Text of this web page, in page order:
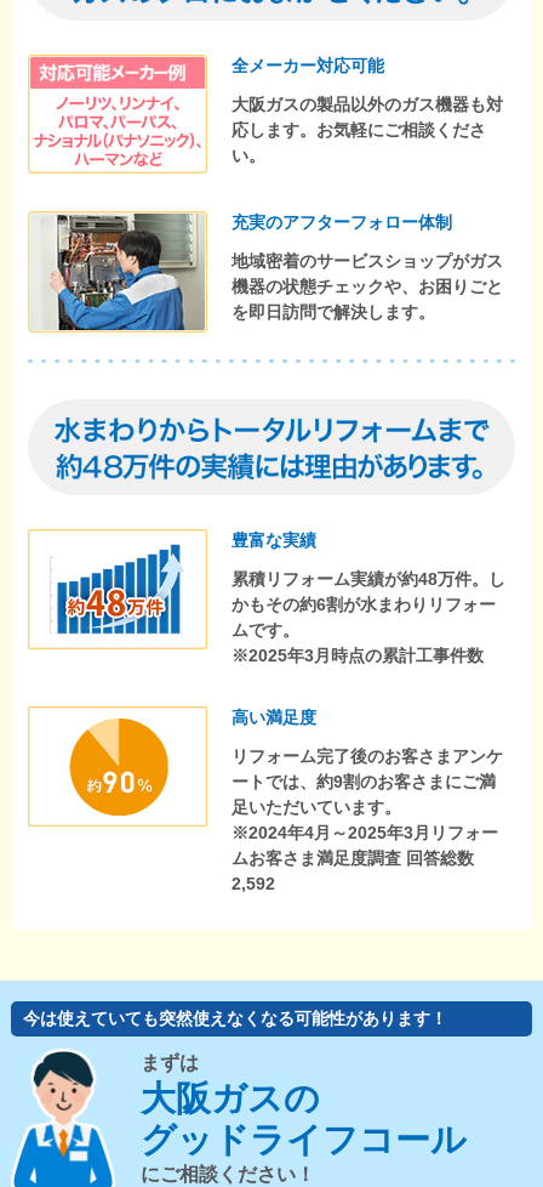
全メーカー対応可能
大阪ガスの製品以外のガス機器も対
応します。お気軽にご相談くださ
い。
充実のアフターフォロー体制
地域密着のサービスショップがガス
機器の状態チェックや、お困りごと
を即日訪問で解決します。
豊富な実績
累積リフォーム実績が約48万件。し
かもその約6割が水まわりリフォー
ムです。
※2025年3月時点の累計工事件数
高い満足度
リフォーム完了後のお客さまアンケ
ートでは、約9割のお客さまにご満
足いただいています。
※2024年4月～2025年3月リフォー
ムお客さま満足度調査 回答総数
2,592
今は使えていても突然使えなくなる可能性があります！
まずは
大阪ガスの
グッドライフコール
にご相談ください！